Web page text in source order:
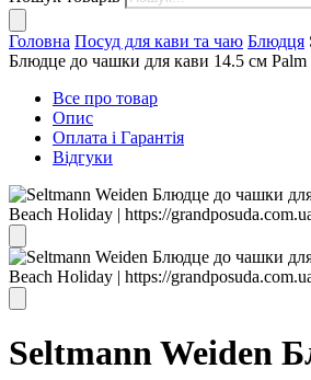
Головна Посуд для кави та чаю Блюдця
Блюдце до чашки для кави 14.5 см
Все про товар
Опис
Оплата і Гарантія
Відгуки
Seltmann Weiden